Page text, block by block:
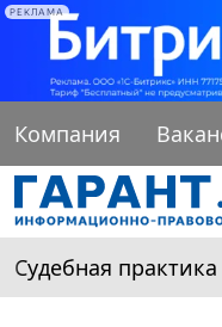
РЕКЛАМА
Компания
Судебная практика